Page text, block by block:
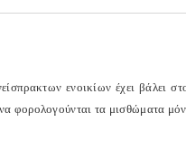
ενοικίων έχει βάλει
φορολογούνται τα μισθώματα